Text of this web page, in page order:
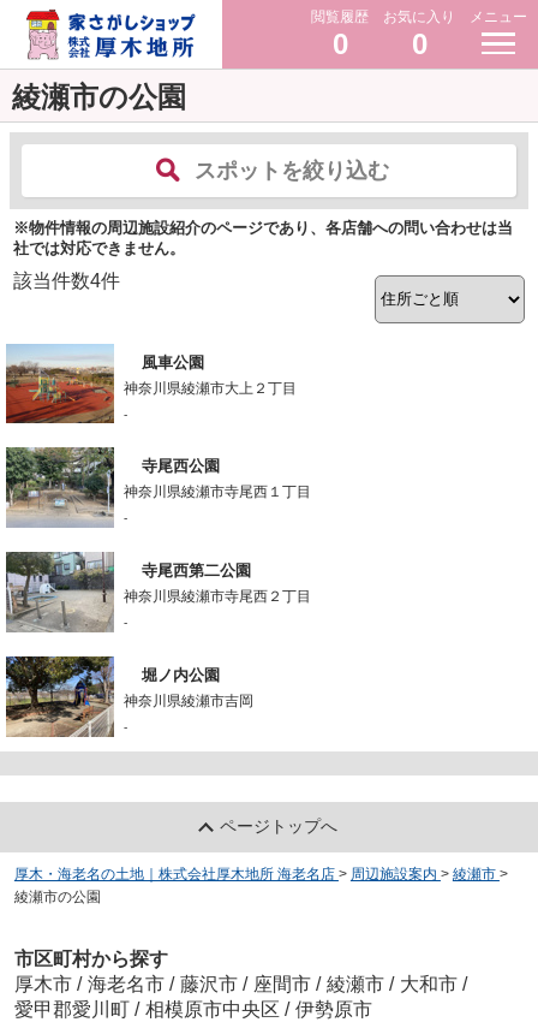
閲覧履歴
0
お気に入り
0
メニュー
綾瀬市の公園
スポットを絞り込む
※物件情報の周辺施設紹介のページであり、各店舗への問い合わせは当
社では対応できません。
該当件数4件
風車公園
神奈川県綾瀬市大上２丁目
-
寺尾西公園
神奈川県綾瀬市寺尾西１丁目
-
寺尾西第二公園
神奈川県綾瀬市寺尾西２丁目
-
堀ノ内公園
神奈川県綾瀬市吉岡
-
ページトップへ
厚木・海老名の土地｜株式会社厚木地所 海老名店 > 周辺施設案内 > 綾瀬市 >
綾瀬市の公園
市区町村から探す
厚木市 / 海老名市 / 藤沢市 / 座間市 / 綾瀬市 / 大和市 /
愛甲郡愛川町 / 相模原市中央区 / 伊勢原市